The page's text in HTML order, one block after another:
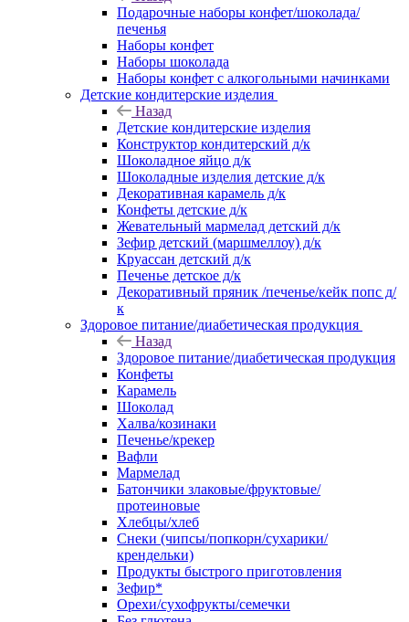
Подарочные наборы конфет/шоколада/
печенья
Наборы конфет
Наборы шоколада
Наборы конфет с алкогольными начинками
Детские кондитерские изделия
Назад
Детские кондитерские изделия
Конструктор кондитерский д/к
Шоколадное яйцо д/к
Шоколадные изделия детские д/к
Декоративная карамель д/к
Конфеты детские д/к
Жевательный мармелад детский д/к
Зефир детский (маршмеллоу) д/к
Круассан детский д/к
Печенье детское д/к
Декоративный пряник /печенье/кейк попс д/
к
Здоровое питание/диабетическая продукция
Назад
Здоровое питание/диабетическая продукция
Конфеты
Карамель
Шоколад
Халва/козинаки
Печенье/крекер
Вафли
Мармелад
Батончики злаковые/фруктовые/
протеиновые
Хлебцы/хлеб
Снеки (чипсы/попкорн/сухарики/
крендельки)
Продукты быстрого приготовления
Зефир*
Орехи/сухофрукты/семечки